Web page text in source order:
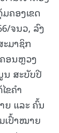
ຄອງເຂດ
ຈນວ, ລົງ
ມາຊິກ
ອນຫຼວງ
ນ ສະບັບປີ
ຂຄໍາ
ແລະ ຄົ້ນ
ເປົ້າໝາຍ